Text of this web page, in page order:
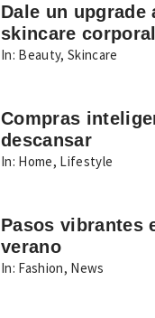
Dale un upgrade
skincare corporal
In: Beauty,Skincare
Compras
descansar
In: Home, Lifestyle
Pasos vibrantes
verano
In: Fashion, News